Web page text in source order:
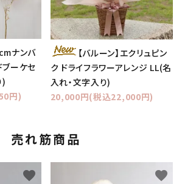
ナンバ
ーケセ
)
円)
【バルーン】エクリュピン
ク ドライフラワーアレンジ LL(名
入れ・文字入り)
20,000円(税込22,000円)
売れ筋商品
favorite favorite